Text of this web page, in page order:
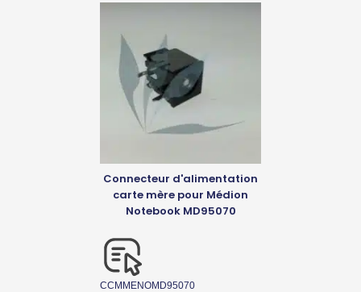
Connecteur d'alimentation
carte mère pour Médion
Notebook MD95070
CCMMENOMD95070